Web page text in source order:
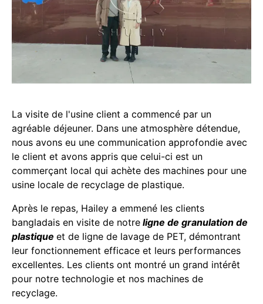
La visite de l'usine client a commencé par un
agréable déjeuner. Dans une atmosphère détendue,
nous avons eu une communication approfondie avec
le client et avons appris que celui-ci est un
commerçant local qui achète des machines pour une
usine locale de recyclage de plastique.
Après le repas, Hailey a emmené les clients
bangladais en visite de notre ligne de granulation de
plastique et de ligne de lavage de PET, démontrant
leur fonctionnement efficace et leurs performances
excellentes. Les clients ont montré un grand intérêt
pour notre technologie et nos machines de
recyclage.